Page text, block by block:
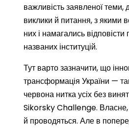
важливість заявленої теми,
виклики й питання, з якими
них і намагались
названих інституцій.
Тут варто зазначити, що
трансформація України —
червона нитка усіх без
Sikorsky Challenge. Власне,
й проводяться. Але в